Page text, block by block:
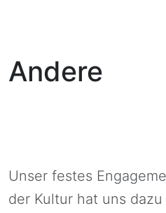
Andere
Unser festes
der Kultur hat uns